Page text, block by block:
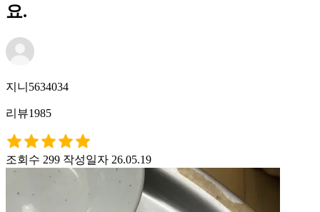
요.
지니5634034
리뷰1985
조회수 299 작성일자 26.05.19